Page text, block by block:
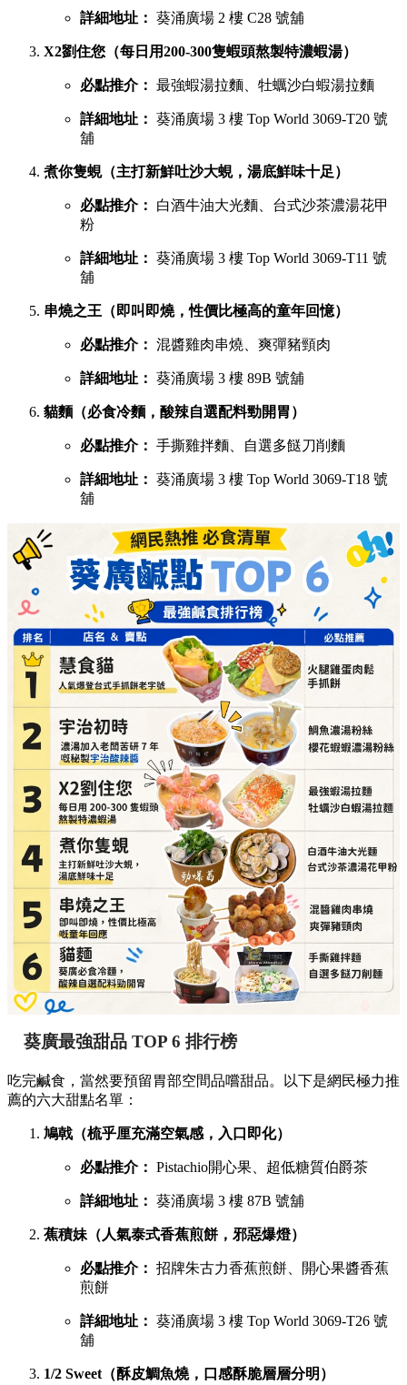
詳細地址： 葵涌廣場 2 樓 C28 號舖
X2劉住您（每日用200-300隻蝦頭熬製特濃蝦湯）
必點推介： 最強蝦湯拉麵、牡蠣沙白蝦湯拉麵
詳細地址： 葵涌廣場 3 樓 Top World 3069-T20 號
舖
煮你隻蜆（主打新鮮吐沙大蜆，湯底鮮味十足）
必點推介：
白酒牛油大光麵、台式沙茶濃湯花甲
粉
詳細地址： 葵涌廣場 3 樓 Top World 3069-T11 號
舖
串燒之王（即叫即燒，性價比極高的童年回憶）
必點推介： 混醬雞肉串燒、爽彈豬頸肉
詳細地址： 葵涌廣場 3 樓 89B 號舖
貓麵（必食冷麵，酸辣自選配料勁開胃）
必點推介： 手撕雞拌麵、自選多餸刀削麵
詳細地址： 葵涌廣場 3 樓 Top World 3069-T18 號
舖
葵廣最強甜品 TOP 6 排行榜
吃完鹹食，當然要預留胃部空間品嚐甜品。以下是網民極力推
薦的六大甜點名單：
鳩戟（梳乎厘充滿空氣感，入口即化）
必點推介： Pistachio開心果、超低糖質伯爵茶
詳細地址： 葵涌廣場 3 樓 87B 號舖
蕉積妹（人氣泰式香蕉煎餅，邪惡爆燈）
必點推介： 招牌朱古力香蕉煎餅、開心果醬香蕉
煎餅
詳細地址： 葵涌廣場 3 樓 Top World 3069-T26 號
舖
1/2 Sweet（酥皮鯛魚燒，口感酥脆層層分明）